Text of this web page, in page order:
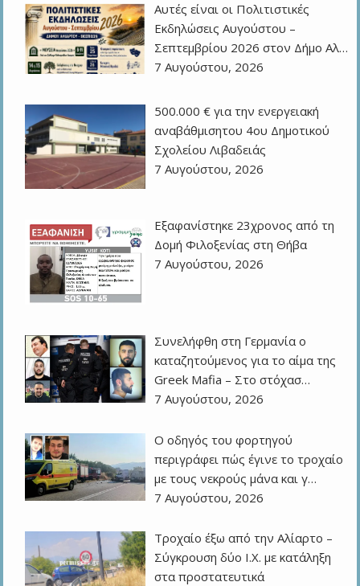
Αυτές είναι οι Πολιτιστικές
Εκδηλώσεις Αυγούστου –
Σεπτεμβρίου 2026 στον Δήμο Αλ…
7 Αυγούστου, 2026
500.000 € για την ενεργειακή
αναβάθμισητου 4ου Δημοτικού
Σχολείου Λιβαδειάς
7 Αυγούστου, 2026
Εξαφανίστηκε 23χρονος από τη
Δομή Φιλοξενίας στη Θήβα
7 Αυγούστου, 2026
Συνελήφθη στη Γερμανία ο
καταζητούμενος για το αίμα της
Greek Mafia – Στο στόχασ…
7 Αυγούστου, 2026
Ο οδηγός του φορτηγού
περιγράφει πώς έγινε το τροχαίο
με τους νεκρούς μάνα και γ…
7 Αυγούστου, 2026
Τροχαίο έξω από την Αλίαρτο –
Σύγκρουση δύο Ι.Χ. με κατάληξη
στα προστατευτικά